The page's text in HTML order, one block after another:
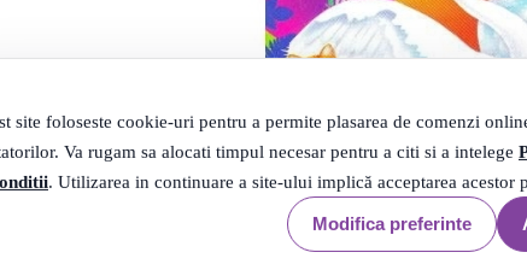
site foloseste cookie-uri pentru a permite plasarea de comenzi
Va rugam sa alocati timpul necesar pentru a citi si a intelege
. Utilizarea in continuare a site-ului implică acceptarea
Modifica preferinte